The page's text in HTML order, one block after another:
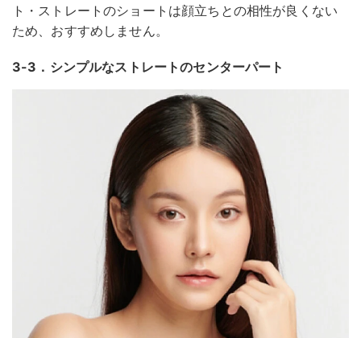
ト・ストレートのショートは顔立ちとの相性が良くない
ため、おすすめしません。
3-3．シンプルなストレートのセンターパート